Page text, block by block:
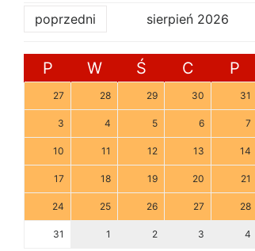
poprzedni sierpień 2026
P W Ś C P
27 28 29 30 31
3 4 5 6 7
10 11 12 13 14
17 18 19 20 21
24 25 26 27 28
31 1 2 3 4